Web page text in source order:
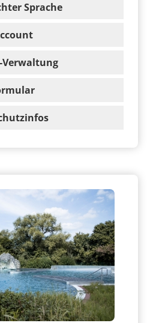
Sprache